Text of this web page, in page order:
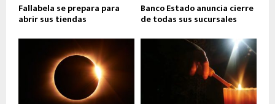
Fallabela se prepara para
abrir sus tiendas
Banco Estado anuncia cierre
de todas sus sucursales